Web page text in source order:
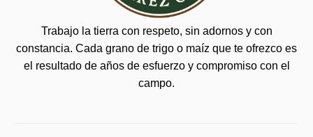
Trabajo la tierra con respeto, sin adornos y con
constancia. Cada grano de trigo o maíz que te ofrezco es
el resultado de años de esfuerzo y compromiso con el
campo.